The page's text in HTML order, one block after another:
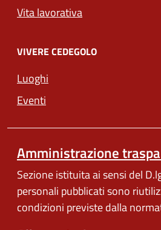
Vita lavorativa
VIVERE CEDEGOLO
Luoghi
Eventi
Amministrazione
Sezione istituita ai sensi del
personali pubblicati sono
condizioni previste dalla